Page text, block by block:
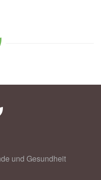
und Gesundheit